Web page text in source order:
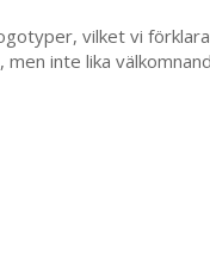
vilket vi
inte lika